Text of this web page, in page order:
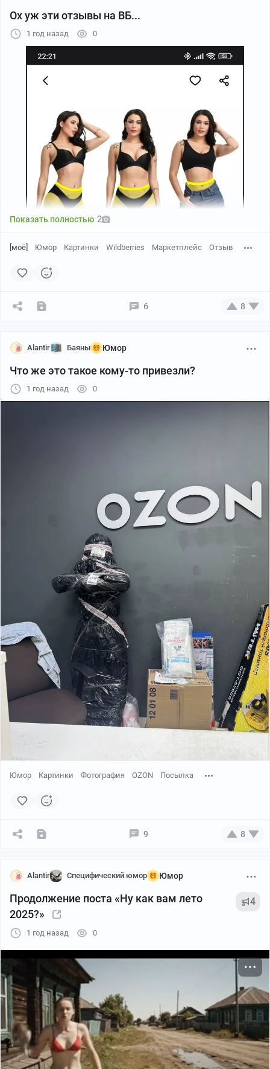
Ох уж эти отзывы на ВБ...
1 год назад 0
Показать полностью 2
[моё] Юмор Картинки Wildberries Маркетплейс Отзыв
6 8
Alantir Баяны Юмор
Что же это такое кому-то привезли?
1 год назад 0
Юмор Картинки Фотография OZON Посылка
9 8
Alantir Специфический юмор Юмор
Продолжение поста «Ну как вам лето
2025?»
4
1 год назад 0